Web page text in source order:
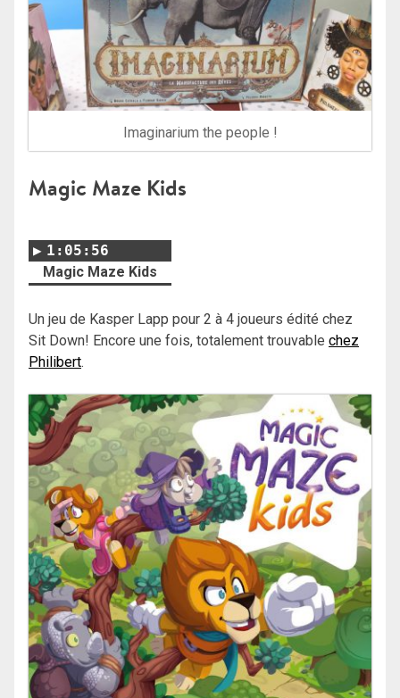
Imaginarium the people !
Magic Maze Kids
1:05:56
Magic Maze Kids
Un jeu de Kasper Lapp pour 2 à 4 joueurs édité chez
Sit Down! Encore une fois, totalement trouvable chez
Philibert.